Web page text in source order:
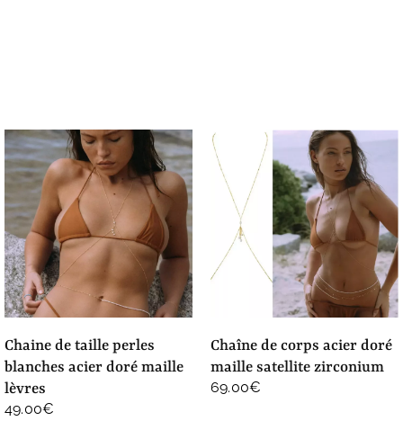
chaine de taille perles
blanches acier doré maille
lèvres
49.00€
chaîne de corps acier doré
maille satellite zirconium
69.00€